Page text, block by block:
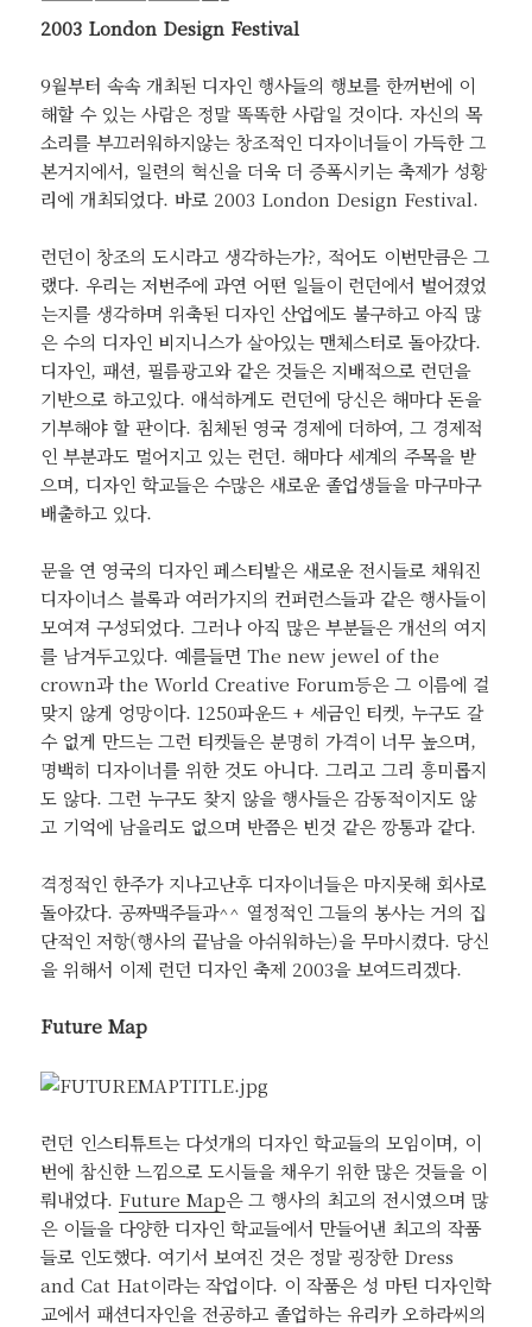
2003 London Design Festival
9월부터 속속 개최된 디자인 행사들의 행보를 한꺼번에 이
해할 수 있는 사람은 정말 똑똑한 사람일 것이다. 자신의 목
소리를 부끄러워하지않는 창조적인 디자이너들이 가득한 그
본거지에서, 일련의 혁신을 더욱 더 증폭시키는 축제가 성황
리에 개최되었다. 바로 2003 London Design Festival.
런던이 창조의 도시라고 생각하는가?, 적어도 이번만큼은 그
랬다. 우리는 저번주에 과연 어떤 일들이 런던에서 벌어졌었
는지를 생각하며 위축된 디자인 산업에도 불구하고 아직 많
은 수의 디자인 비지니스가 살아있는 맨체스터로 돌아갔다.
디자인, 패션, 필름광고와 같은 것들은 지배적으로 런던을
기반으로 하고있다. 애석하게도 런던에 당신은 해마다 돈을
기부해야 할 판이다. 침체된 영국 경제에 더하여, 그 경제적
인 부분과도 멀어지고 있는 런던. 해마다 세계의 주목을 받
으며, 디자인 학교들은 수많은 새로운 졸업생들을 마구마구
배출하고 있다.
문을 연 영국의 디자인 페스티발은 새로운 전시들로 채워진
디자이너스 블록과 여러가지의 컨퍼런스들과 같은 행사들이
모여져 구성되었다. 그러나 아직 많은 부분들은 개선의 여지
를 남겨두고있다. 예를들면 The new jewel of the
crown과 the World Creative Forum등은 그 이름에 걸
맞지 않게 엉망이다. 1250파운드 + 세금인 티켓, 누구도 갈
수 없게 만드는 그런 티켓들은 분명히 가격이 너무 높으며,
명백히 디자이너를 위한 것도 아니다. 그리고 그리 흥미롭지
도 않다. 그런 누구도 찾지 않을 행사들은 감동적이지도 않
고 기억에 남을리도 없으며 반쯤은 빈것 같은 깡통과 같다.
격정적인 한주가 지나고난후 디자이너들은 마지못해 회사로
돌아갔다. 공짜맥주들과^^ 열정적인 그들의 봉사는 거의 집
단적인 저항(행사의 끝남을 아쉬워하는)을 무마시켰다. 당신
을 위해서 이제 런던 디자인 축제 2003을 보여드리겠다.
Future Map
런던 인스티튜트는 다섯개의 디자인 학교들의 모임이며, 이
번에 참신한 느낌으로 도시들을 채우기 위한 많은 것들을 이
뤄내었다. Future Map은 그 행사의 최고의 전시였으며 많
은 이들을 다양한 디자인 학교들에서 만들어낸 최고의 작품
들로 인도했다. 여기서 보여진 것은 정말 굉장한 Dress
and Cat Hat이라는 작업이다. 이 작품은 성 마틴 디자인학
교에서 패션디자인을 전공하고 졸업하는 유리카 오하라씨의